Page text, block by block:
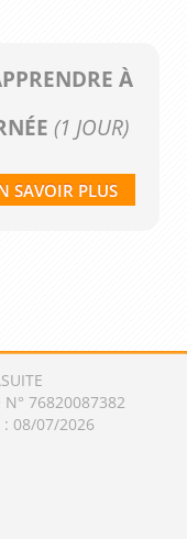
À
(1 JOUR)
SAVOIR PLUS
76820087382
08/07/2026